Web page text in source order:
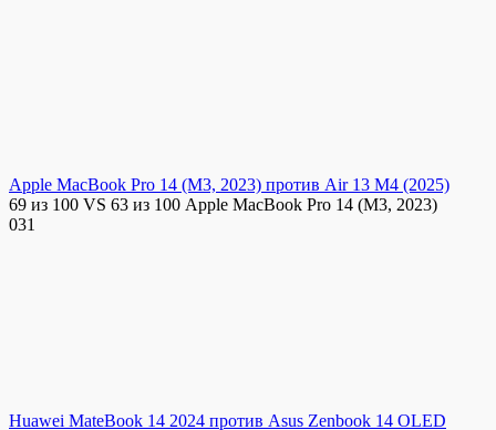
Apple MacBook Pro 14 (M3, 2023) против Air 13 M4 (2025)
69 из 100 VS 63 из 100 Apple MacBook Pro 14 (M3, 2023)
031
Huawei MateBook 14 2024 против Asus Zenbook 14 OLED